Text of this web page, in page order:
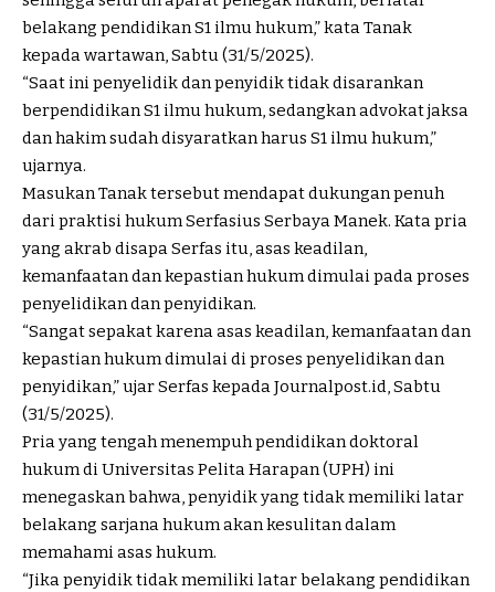
belakang pendidikan S1 ilmu hukum,” kata Tanak
kepada wartawan, Sabtu (31/5/2025).
“Saat ini penyelidik dan penyidik tidak disarankan
berpendidikan S1 ilmu hukum, sedangkan advokat jaksa
dan hakim sudah disyaratkan harus S1 ilmu hukum,”
ujarnya.
Masukan Tanak tersebut mendapat dukungan penuh
dari praktisi hukum Serfasius Serbaya Manek. Kata pria
yang akrab disapa Serfas itu, asas keadilan,
kemanfaatan dan kepastian hukum dimulai pada proses
penyelidikan dan penyidikan.
“Sangat sepakat karena asas keadilan, kemanfaatan dan
kepastian hukum dimulai di proses penyelidikan dan
penyidikan,” ujar Serfas kepada Journalpost.id, Sabtu
(31/5/2025).
Pria yang tengah menempuh pendidikan doktoral
hukum di Universitas Pelita Harapan (UPH) ini
menegaskan bahwa, penyidik yang tidak memiliki latar
belakang sarjana hukum akan kesulitan dalam
memahami asas hukum.
“Jika penyidik tidak memiliki latar belakang pendidikan